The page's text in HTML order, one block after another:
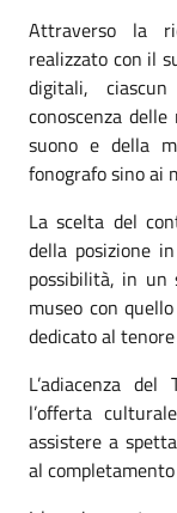
Attraverso la
realizzato con il
digitali,
conoscenza
suono e della
fonografo sino ai
La scelta del
della posizione
possibilità, in un
museo con
dedicato al
L’adiacenza
l’offerta
assistere a
al